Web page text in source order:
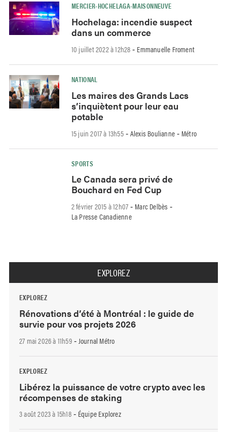
MERCIER-HOCHELAGA-MAISONNEUVE
Hochelaga: incendie suspect
dans un commerce
10 juillet 2022 à 12h28 - Emmanuelle Froment
NATIONAL
Les maires des Grands Lacs
s’inquiètent pour leur eau
potable
15 juin 2017 à 13h55- Alexis Boulianne - Métro
SPORTS
Le Canada sera privé de
Bouchard en Fed Cup
2 février 2015 à 12h07 - Marc Delbès -
La Presse Canadienne
EXPLOREZ
EXPLOREZ
Rénovations d’été à Montréal : le guide de
survie pour vos projets 2026
27 mai 2026 à 11h59- Journal Métro
EXPLOREZ
Libérez la puissance de votre crypto avec les
récompenses de staking
3 août 2023 à 15h18- Équipe Explorez